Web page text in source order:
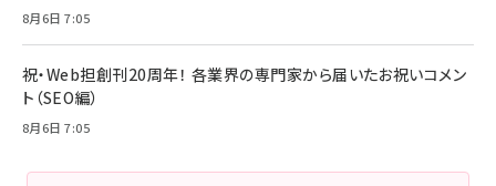
8月6日 7:05
祝・Web担創刊20周年！ 各業界の専門家から届いたお祝いコメン
ト（SEO編）
8月6日 7:05